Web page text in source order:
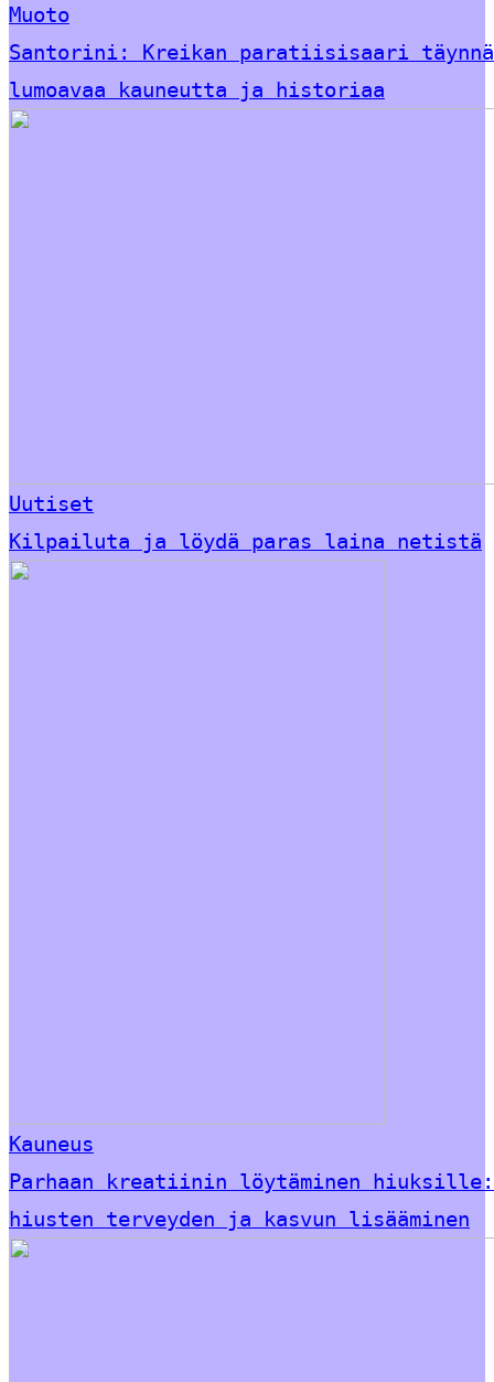
Muoto
Santorini: Kreikan paratiisisaari täynnä
lumoavaa kauneutta ja historiaa
Uutiset
Kilpailuta ja löydä paras laina netistä
Kauneus
Parhaan kreatiinin löytäminen hiuksille:
hiusten terveyden ja kasvun lisääminen